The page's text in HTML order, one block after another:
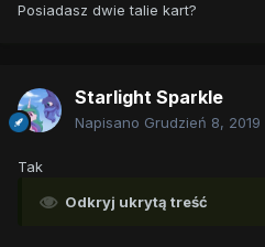
Posiadasz dwie talie kart?
Starlight Sparkle
Napisano Grudzień 8, 2019
Tak
Odkryj ukrytą treść